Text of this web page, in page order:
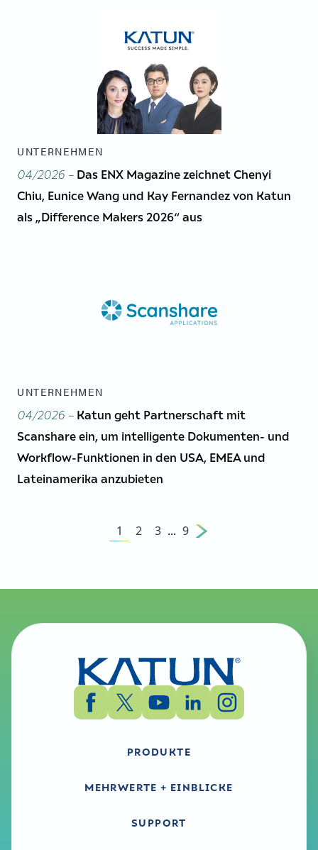
UNTERNEHMEN
04/2026 – Das ENX Magazine zeichnet Chenyi
Chiu, Eunice Wang und Kay Fernandez von Katun
als „Difference Makers 2026“ aus
UNTERNEHMEN
04/2026 – Katun geht Partnerschaft mit
Scanshare ein, um intelligente Dokumenten- und
Workflow-Funktionen in den USA, EMEA und
Lateinamerika anzubieten
1 2 3 ... 9
PRODUKTE
MEHRWERTE + EINBLICKE
SUPPORT